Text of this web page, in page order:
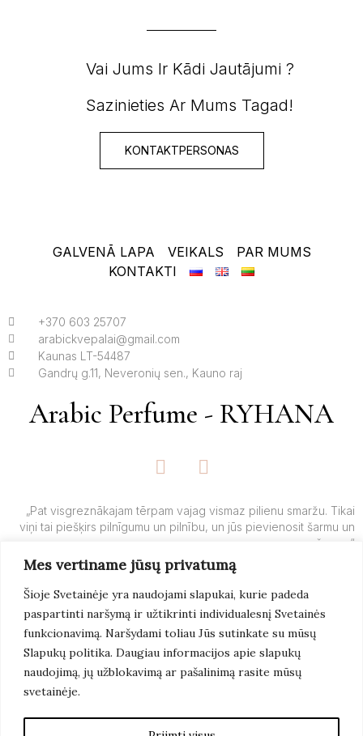
Mes vertiname jūsų privatumą
Šioje Svetainėje yra naudojami slapukai, kurie padeda
paspartinti naršymą ir užtikrinti individualesnį Svetainės
funkcionavimą. Naršydami toliau Jūs sutinkate su mūsų
Slapukų politika. Daugiau informacijos apie slapukų
naudojimą, jų užblokavimą ar pašalinimą rasite mūsų
svetainėje.
Vai Jums Ir Kādi Jautājumi ?
Sazinieties Ar Mums Tagad!
KONTAKTPERSONAS
GALVENĀ LAPA VEIKALS
PAR MUMS
KONTAKTI
+370 603 25707
arabickvepalai@gmail.com
Kaunas LT-54487
Gandrų g.11, Neveronių sen., Kauno raj
Arabic Perfume - RYHANA
F
a
e
b
o
k
-
f
I
n
t
a
g
r
a
m
„Pat visgreznākajam tērpam vajag vismaz pilienu smaržu. Tikai
viņi tai piešķirs pilnīgumu un pilnību, un jūs pievienosit šarmu un
šarmu.“
Lasīt